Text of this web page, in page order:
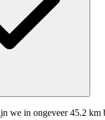
we in ongeveer 45.2 km